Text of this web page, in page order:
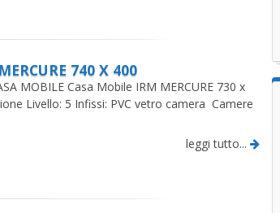
740 X 400
MOBILE Casa Mobile IRM MERCURE 730 x
Livello: 5 Infissi: PVC vetro camera Camere
leggi tutto...